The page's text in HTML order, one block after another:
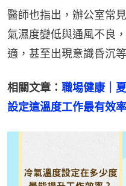
醫師也指出，辦公室常
氣濕度變低與通風不良
適，甚至出現意識昏沉
相關文章： 職場健康｜
設定這溫度工作最有效率